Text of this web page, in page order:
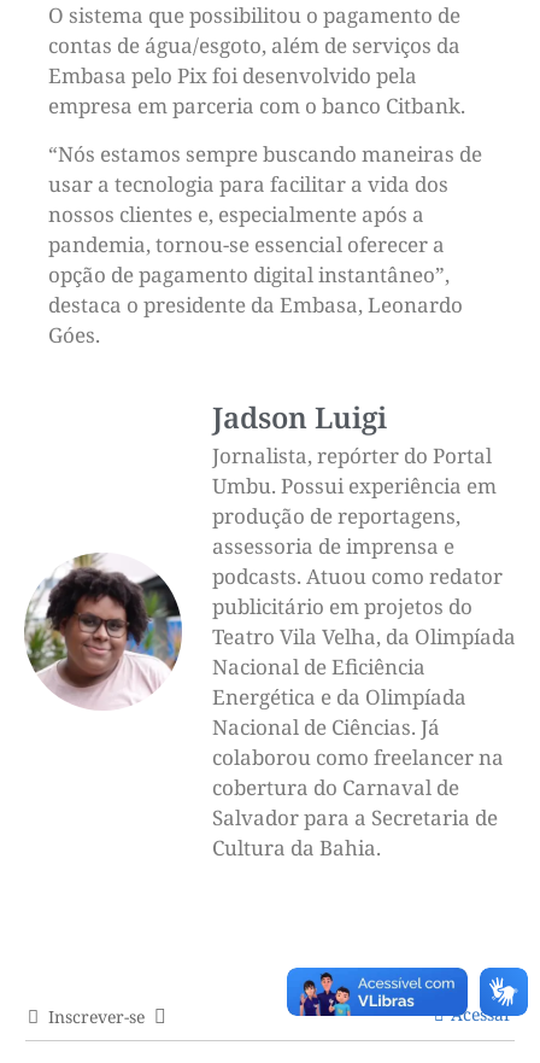
O sistema que possibilitou o pagamento de
contas de água/esgoto, além de serviços da
Embasa pelo Pix foi desenvolvido pela
empresa em parceria com o banco Citbank.
“Nós estamos sempre buscando maneiras de
usar a tecnologia para facilitar a vida dos
nossos clientes e, especialmente após a
pandemia, tornou-se essencial oferecer a
opção de pagamento digital instantâneo”,
destaca o presidente da Embasa, Leonardo
Góes.
Jadson Luigi
Jornalista, repórter do Portal
Umbu. Possui experiência em
produção de reportagens,
assessoria de imprensa e
podcasts. Atuou como redator
publicitário em projetos do
Teatro Vila Velha, da Olimpíada
Nacional de Eficiência
Energética e da Olimpíada
Nacional de Ciências. Já
colaborou como freelancer na
cobertura do Carnaval de
Salvador para a Secretaria de
Cultura da Bahia.
Inscrever-se Acessar